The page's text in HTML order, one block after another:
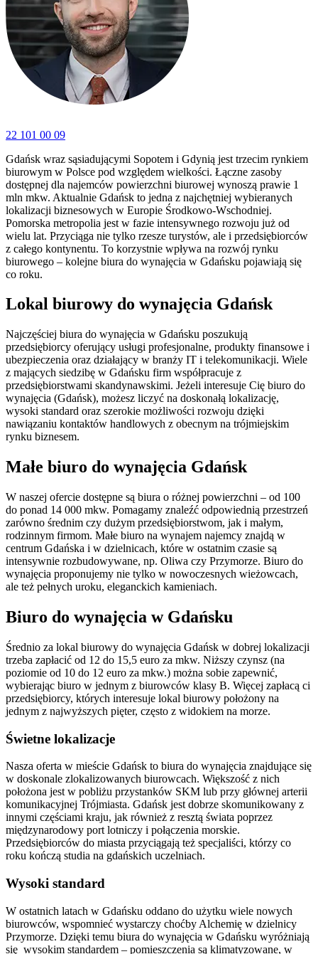
22 101 00 09
Gdańsk wraz sąsiadującymi Sopotem i Gdynią jest trzecim rynkiem
biurowym w Polsce pod względem wielkości. Łączne zasoby
dostępnej dla najemców powierzchni biurowej wynoszą prawie 1
mln mkw. Aktualnie Gdańsk to jedna z najchętniej wybieranych
lokalizacji biznesowych w Europie Środkowo-Wschodniej.
Pomorska metropolia jest w fazie intensywnego rozwoju już od
wielu lat. Przyciąga nie tylko rzesze turystów, ale i przedsiębiorców
z całego kontynentu. To korzystnie wpływa na rozwój rynku
biurowego – kolejne biura do wynajęcia w Gdańsku pojawiają się
co roku.
Lokal biurowy do wynajęcia Gdańsk
Najczęściej biura do wynajęcia w Gdańsku poszukują
przedsiębiorcy oferujący usługi profesjonalne, produkty finansowe i
ubezpieczenia oraz działający w branży IT i telekomunikacji. Wiele
z mających siedzibę w Gdańsku firm współpracuje z
przedsiębiorstwami skandynawskimi. Jeżeli interesuje Cię biuro do
wynajęcia (Gdańsk), możesz liczyć na doskonałą lokalizację,
wysoki standard oraz szerokie możliwości rozwoju dzięki
nawiązaniu kontaktów handlowych z obecnym na trójmiejskim
rynku biznesem.
Małe biuro do wynajęcia Gdańsk
W naszej ofercie dostępne są biura o różnej powierzchni – od 100
do ponad 14 000 mkw. Pomagamy znaleźć odpowiednią przestrzeń
zarówno średnim czy dużym przedsiębiorstwom, jak i małym,
rodzinnym firmom. Małe biuro na wynajem najemcy znajdą w
centrum Gdańska i w dzielnicach, które w ostatnim czasie są
intensywnie rozbudowywane, np. Oliwa czy Przymorze. Biuro do
wynajęcia proponujemy nie tylko w nowoczesnych wieżowcach,
ale też pełnych uroku, eleganckich kamieniach.
Biuro do wynajęcia w Gdańsku
Średnio za lokal biurowy do wynajęcia Gdańsk w dobrej lokalizacji
trzeba zapłacić od 12 do 15,5 euro za mkw. Niższy czynsz (na
poziomie od 10 do 12 euro za mkw.) można sobie zapewnić,
wybierając biuro w jednym z biurowców klasy B. Więcej zapłacą ci
przedsiębiorcy, których interesuje lokal biurowy położony na
jednym z najwyższych pięter, często z widokiem na morze.
Świetne lokalizacje
Nasza oferta w mieście Gdańsk to biura do wynajęcia znajdujące się
w doskonale zlokalizowanych biurowcach. Większość z nich
położona jest w pobliżu przystanków SKM lub przy głównej arterii
komunikacyjnej Trójmiasta. Gdańsk jest dobrze skomunikowany z
innymi częściami kraju, jak również z resztą świata poprzez
międzynarodowy port lotniczy i połączenia morskie.
Przedsiębiorców do miasta przyciągają też specjaliści, którzy co
roku kończą studia na gdańskich uczelniach.
Wysoki standard
W ostatnich latach w Gdańsku oddano do użytku wiele nowych
biurowców, wspomnieć wystarczy choćby Alchemię w dzielnicy
Przymorze. Dzięki temu biura do wynajęcia w Gdańsku wyróżniają
się wysokim standardem – pomieszczenia są klimatyzowane, w